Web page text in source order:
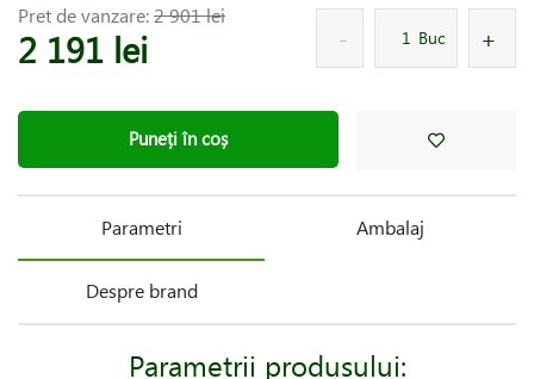
Pret de vanzare:2 901 lei
2 191 lei Buc
Puneți în coș
Parametri Ambalaj
Despre brand
Parametrii produsului: